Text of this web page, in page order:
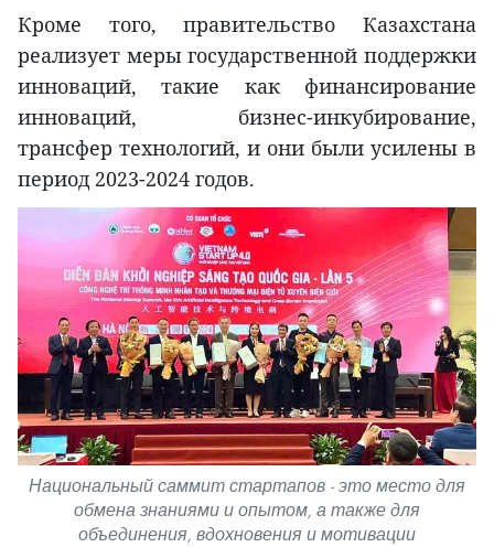
Кроме того, правительство Казахстана
реализует меры государственной поддержки
инноваций, такие как финансирование
инноваций, бизнес-инкубирование,
трансфер технологий, и они были усилены в
период 2023-2024 годов.
Национальный саммит стартапов - это место для
обмена знаниями и опытом, а также для
объединения, вдохновения и мотивации